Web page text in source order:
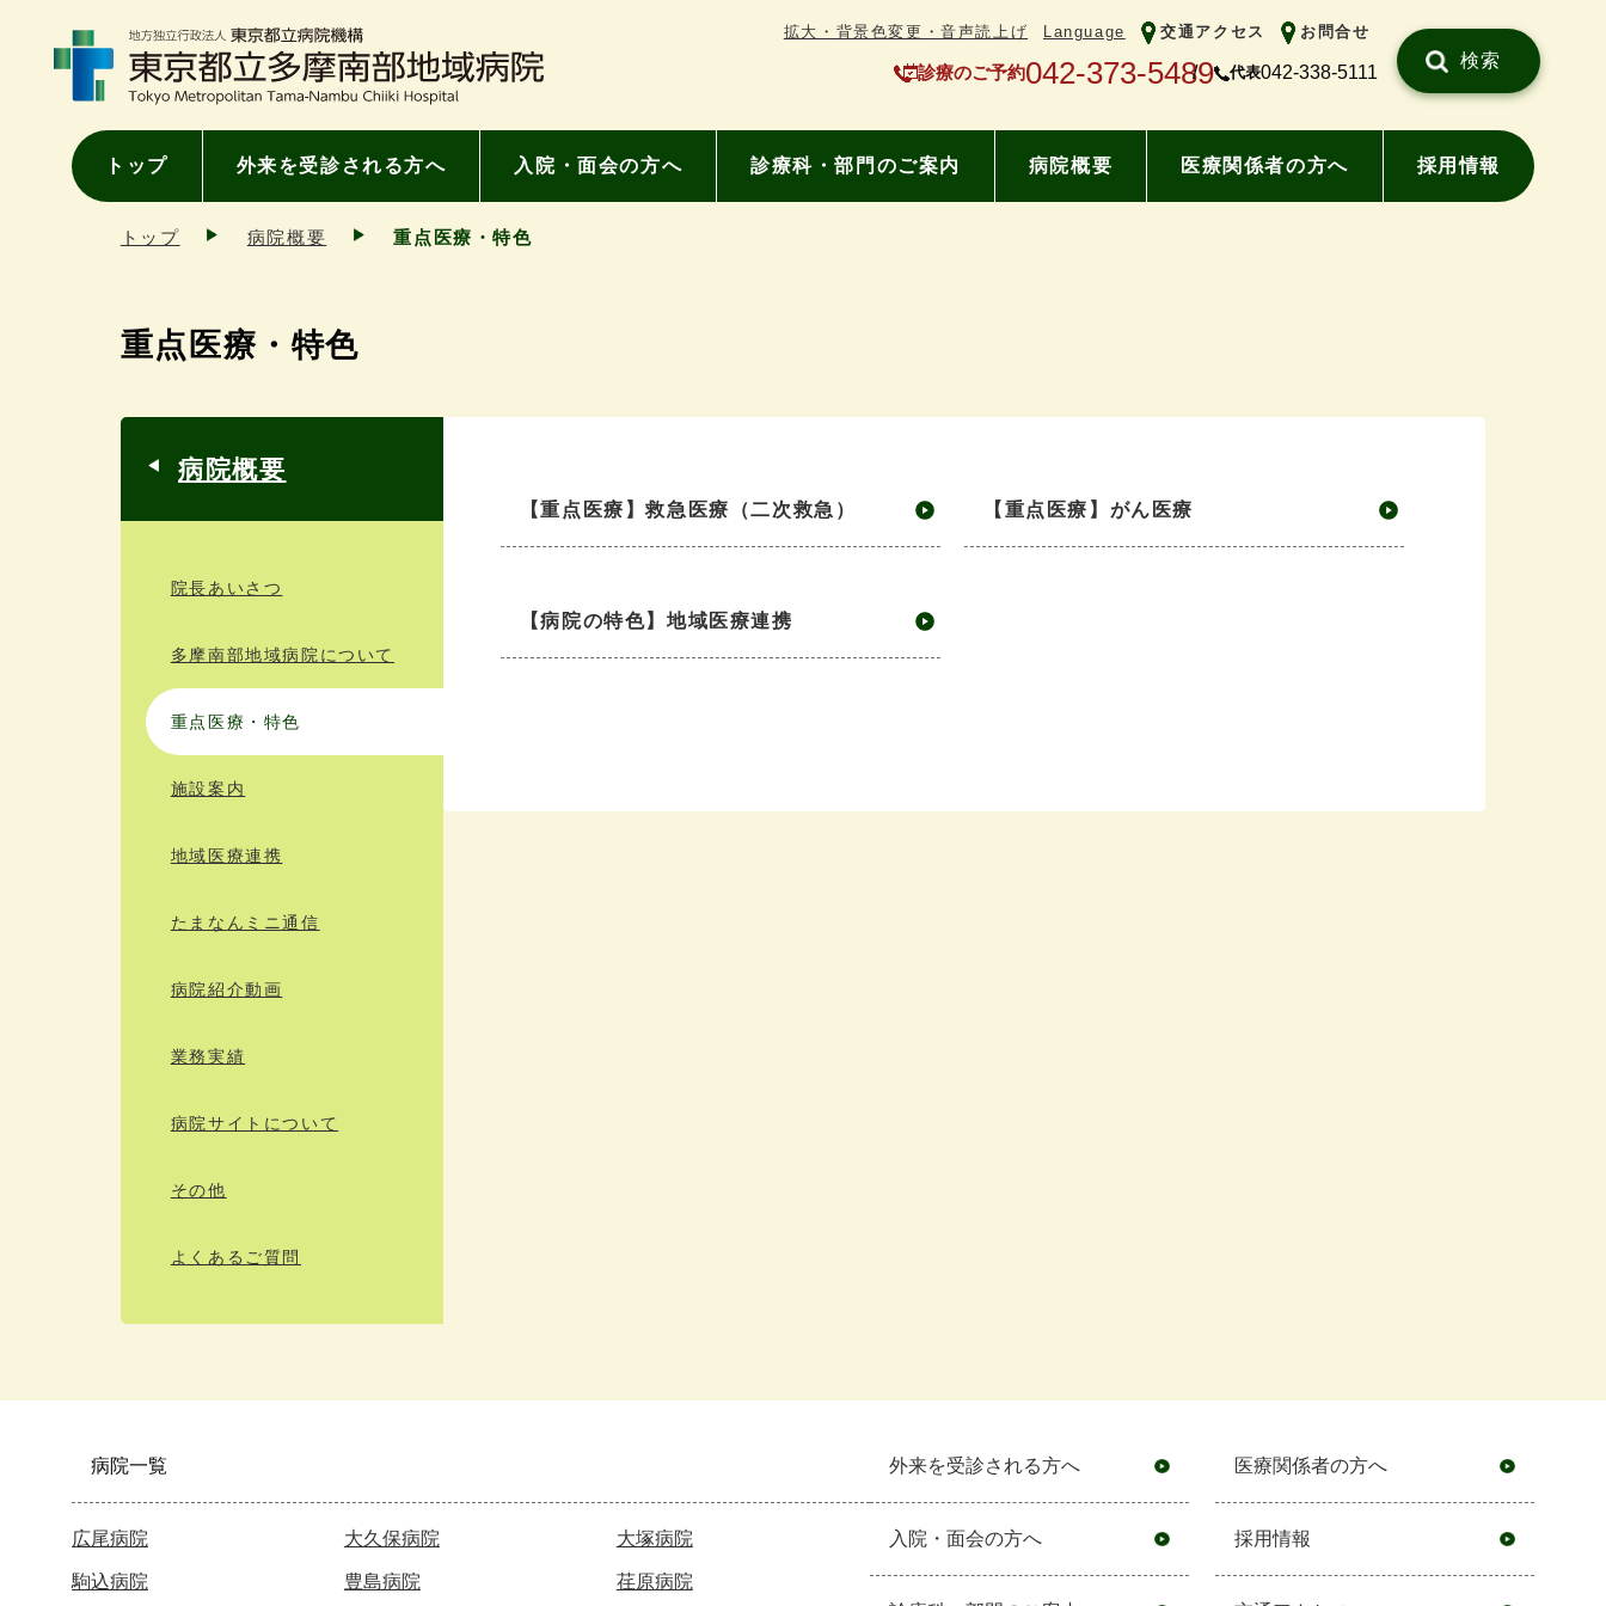
拡大・背景色変更・音声読上げ Language 交通アクセス お問合せ
診療のご予約042-373-5489 代表042-338-5111
検索
トップ 外来を受診される方へ 入院・面会の方へ 診療科・部門のご案内 病院概要 医療関係者の方へ 採用情報
トップ 病院概要 重点医療・特色
重点医療・特色
【重点医療】救急医療（二次救急） 【重点医療】がん医療
【病院の特色】地域医療連携
病院概要
院長あいさつ
多摩南部地域病院について
重点医療・特色
施設案内
地域医療連携
たまなんミニ通信
病院紹介動画
業務実績
病院サイトについて
その他
よくあるご質問
病院一覧
広尾病院 大久保病院 大塚病院
駒込病院 豊島病院 荏原病院
外来を受診される方へ
入院・面会の方へ
医療関係者の方へ
採用情報